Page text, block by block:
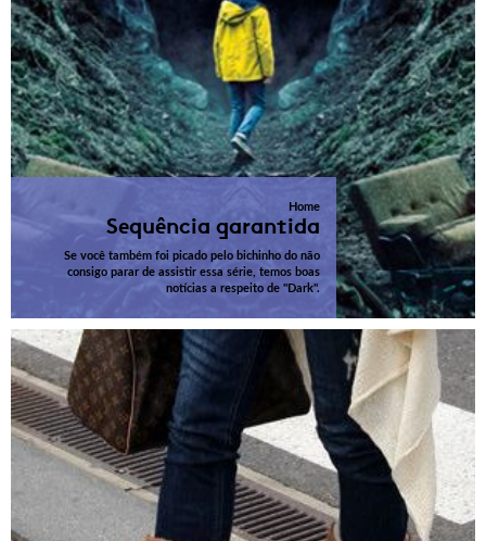
Home
Sequência garantida
Se você também foi picado pelo bichinho do não
consigo parar de assistir essa série, temos boas
notícias a respeito de "Dark".